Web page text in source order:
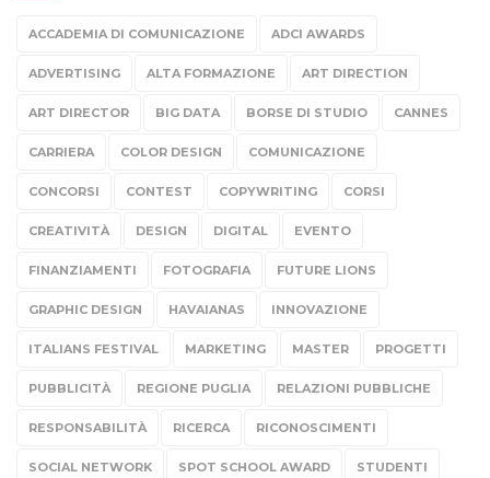
ACCADEMIA DI COMUNICAZIONE ADCI AWARDS
ADVERTISING ALTA FORMAZIONE ART DIRECTION
ART DIRECTOR BIG DATA BORSE DI STUDIO CANNES
CARRIERA COLOR DESIGN COMUNICAZIONE
CONCORSI CONTEST COPYWRITING CORSI
CREATIVITÀ DESIGN DIGITAL EVENTO
FINANZIAMENTI FOTOGRAFIA FUTURE LIONS
GRAPHIC DESIGN HAVAIANAS INNOVAZIONE
ITALIANS FESTIVAL MARKETING MASTER PROGETTI
PUBBLICITÀ REGIONE PUGLIA RELAZIONI PUBBLICHE
RESPONSABILITÀ RICERCA RICONOSCIMENTI
SOCIAL NETWORK SPOT SCHOOL AWARD STUDENTI